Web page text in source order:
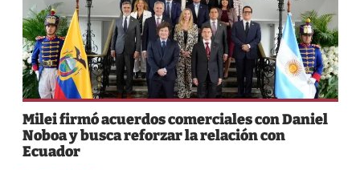
Milei firmó acuerdos comerciales con Daniel
Noboa y busca reforzar la relación con
Ecuador